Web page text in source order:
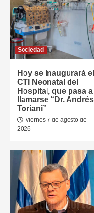
Sociedad
Hoy se inaugurará el
CTI Neonatal del
Hospital, que pasa a
llamarse “Dr. Andrés
Toriani”
viernes 7 de agosto de
2026